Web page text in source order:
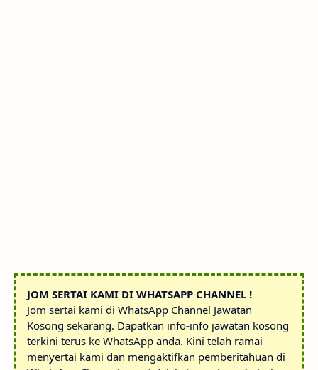
JOM SERTAI KAMI DI WHATSAPP CHANNEL !
Jom sertai kami di WhatsApp Channel Jawatan
Kosong sekarang. Dapatkan info-info jawatan kosong
terkini terus ke WhatsApp anda. Kini telah ramai
menyertai kami dan mengaktifkan pemberitahuan di